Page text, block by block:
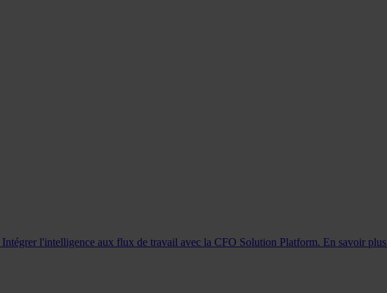
Intégrer l'intelligence aux flux de travail avec la CFO Solution Platform. En savoir plus